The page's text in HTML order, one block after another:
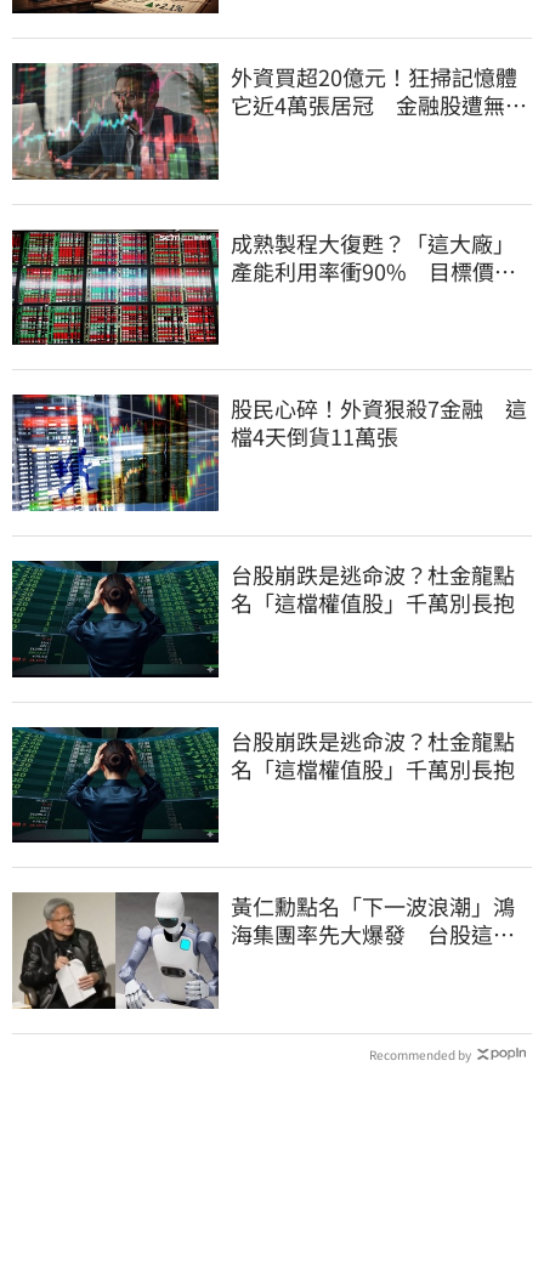
外資買超20億元！狂掃記憶體
它近4萬張居冠 金融股遭無情
成熟製程大復甦？「這大廠」
產能利用率衝90% 目標價上
股民心碎！外資狠殺7金融 這
檔4天倒貨11萬張
台股崩跌是逃命波？杜金龍點
名「這檔權值股」千萬別長抱
台股崩跌是逃命波？杜金龍點
名「這檔權值股」千萬別長抱
黃仁勳點名「下一波浪潮」鴻
海集團率先大爆發 台股這族
Recommended by